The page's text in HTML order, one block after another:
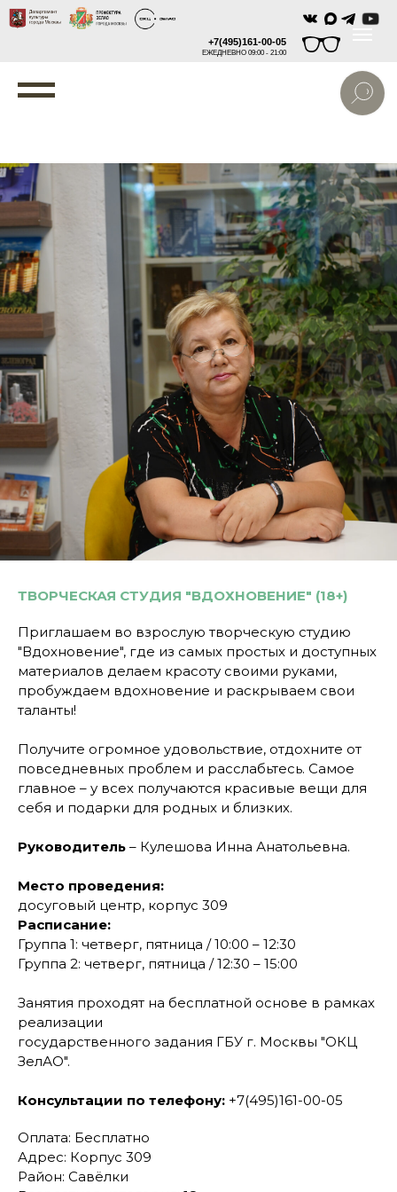
+7(495)161-00-05
ЕЖЕДНЕВНО 09:00 - 21:00
ТВОРЧЕСКАЯ СТУДИЯ "ВДОХНОВЕНИЕ" (18+)
Приглашаем во взрослую творческую студию
"Вдохновение", где из самых простых и доступных
материалов делаем красоту своими руками,
пробуждаем вдохновение и раскрываем свои
таланты!
Получите огромное удовольствие, отдохните от
повседневных проблем и расслабьтесь. Самое
главное – у всех получаются красивые вещи для
себя и подарки для родных и близких.
Руководитель – Кулешова Инна Анатольевна.
Место проведения:
досуговый центр, корпус 309
Расписание:
Группа 1: четверг, пятница / 10:00 – 12:30
Группа 2: четверг, пятница / 12:30 – 15:00
Занятия проходят на бесплатной основе в рамках
реализации
государственного задания ГБУ г. Москвы "ОКЦ
ЗелАО".
Консультации по телефону: +7(495)161-00-05
Оплата: Бесплатно
Адрес: Корпус 309
Район: Савёлки